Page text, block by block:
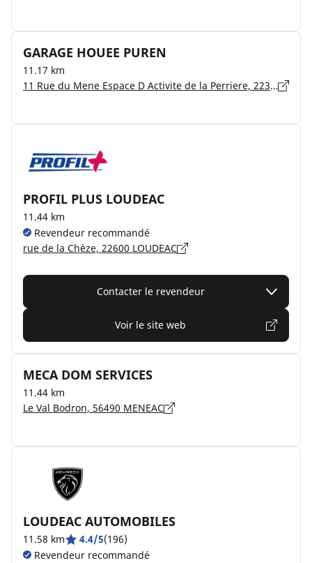
GARAGE HOUEE PUREN
11.17 km
11 Rue du Mene Espace D Activite de la Perriere, 22330 PLESSALA
PROFIL PLUS LOUDEAC
11.44 km
Revendeur recommandé
rue de la Chèze, 22600 LOUDEAC
Contacter le revendeur
Voir le site web
MECA DOM SERVICES
11.44 km
Le Val Bodron, 56490 MENEAC
LOUDEAC AUTOMOBILES
11.58 km 4.4/5(196)
Revendeur recommandé